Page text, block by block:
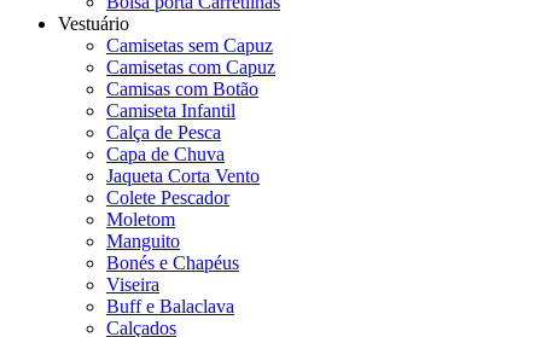
Vestuário
Camisetas sem Capuz
Camisetas com Capuz
Camisas com Botão
Camiseta Infantil
Calça de Pesca
Capa de Chuva
Jaqueta Corta Vento
Colete Pescador
Moletom
Manguito
Bonés e Chapéus
Viseira
Buff e Balaclava
Calçados